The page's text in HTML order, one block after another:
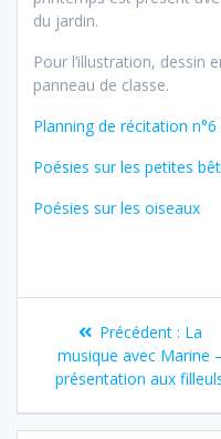
du jardin.
Pour l’illustration, dessin
panneau de classe.
Planning de récitation n°6
Poésies sur les petites
Poésies sur les oiseaux
Navigation
de
l’article
Précédent : Article
:
La
musique avec Marine –
présentation aux